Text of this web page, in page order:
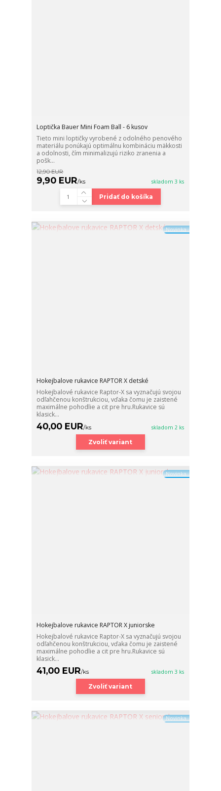
Loptička Bauer Mini Foam Ball - 6 kusov
Tieto mini loptičky vyrobené z odolného penového
materiálu ponúkajú optimálnu kombináciu mäkkosti
a odolnosti, čím minimalizujú riziko zranenia a
pošk...
12,90 EUR
9,90 EUR/ks skladom 3 ks
Pridať do košíka
Novinka
Hokejbalove rukavice RAPTOR X detské
Hokejbalové rukavice Raptor-X sa vyznačujú svojou
odľahčenou konštrukciou, vďaka čomu je zaistené
maximálne pohodlie a cit pre hru.Rukavice sú
klasick...
40,00 EUR/ks skladom 2 ks
Zvoliť variant
Novinka
Hokejbalove rukavice RAPTOR X juniorske
Hokejbalové rukavice Raptor-X sa vyznačujú svojou
odľahčenou konštrukciou, vďaka čomu je zaistené
maximálne pohodlie a cit pre hru.Rukavice sú
klasick...
41,00 EUR/ks skladom 3 ks
Zvoliť variant
Novinka